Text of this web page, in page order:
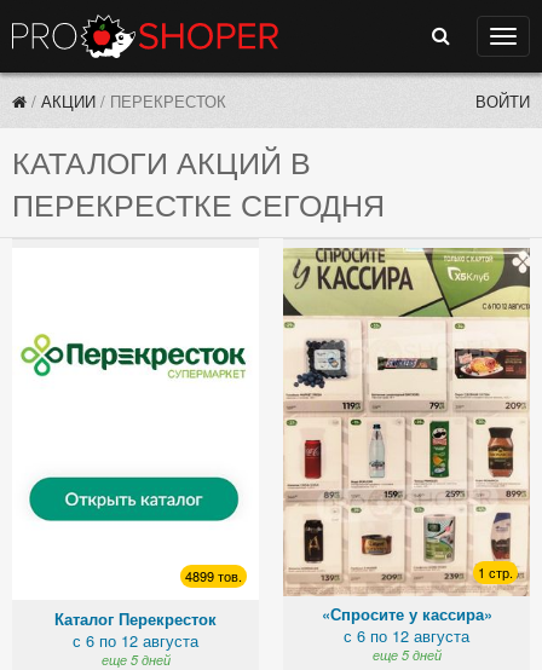
Поиск
/ АКЦИИ / ПЕРЕКРЕСТОК ВОЙТИ
КАТАЛОГИ АКЦИЙ В
ПЕРЕКРЕСТКЕ СЕГОДНЯ
4899 тов.
Каталог Перекресток
с 6 по 12 августа
еще 5 дней
1 стр.
«Спросите у кассира»
с 6 по 12 августа
еще 5 дней